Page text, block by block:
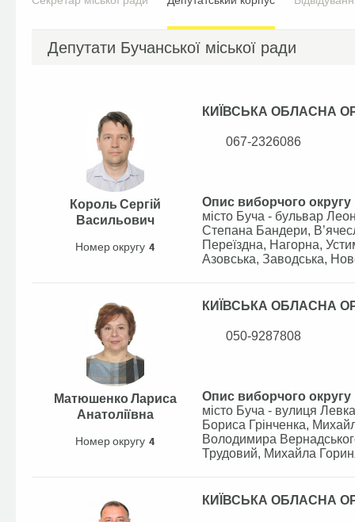
Депутати Бучанської міської ради
Король Сергій
Васильович
Номер округу 4
КИЇВСЬКА ОБЛАСНА
067-2326086
Опис виборчого округу
місто Буча - бульвар
Степана Бандери,
Переїздна, Нагорна,
Азовська, Заводська,
Матюшенко Лариса
Анатоліївна
Номер округу 4
КИЇВСЬКА ОБЛАСНА
050-9287808
Опис виборчого округу
місто Буча - вулиця
Бориса Грінченка,
Володимира
Трудовий, Михайла
КИЇВСЬКА ОБЛАСНА